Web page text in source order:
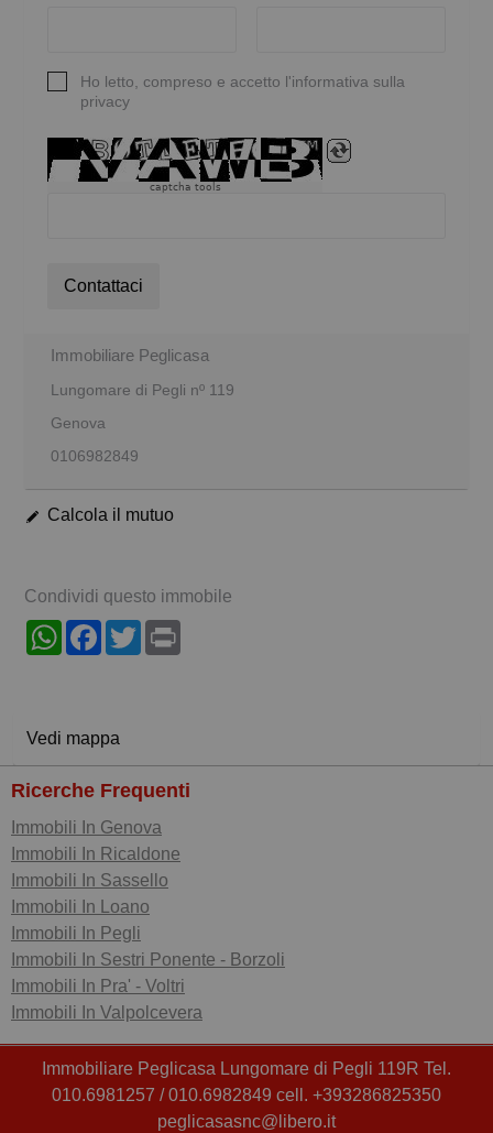
Ho letto, compreso e accetto l'informativa sulla
privacy
captcha tools
Contattaci
Immobiliare Peglicasa
Lungomare di Pegli nº 119
Genova
0106982849
Calcola il mutuo
Condividi questo immobile
WhatsAppFacebook
Twitter
Vedi mappa
Ricerche Frequenti
Immobili In Genova
Immobili In Ricaldone
Immobili In Sassello
Immobili In Loano
Immobili In Pegli
Immobili In Sestri Ponente - Borzoli
Immobili In Pra' - Voltri
Immobili In Valpolcevera
Immobiliare Peglicasa Lungomare di Pegli 119R Tel.
010.6981257 / 010.6982849 cell. +393286825350
peglicasasnc@libero.it